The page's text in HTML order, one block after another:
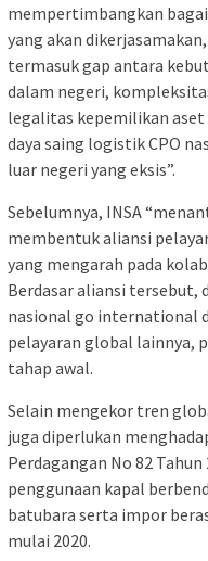
mempertimbangkan
yang akan
termasuk gap antara
dalam negeri,
legalitas kepemilikan
daya saing logistik CPO
luar negeri yang eksis”.
Sebelumnya, INSA
membentuk aliansi
yang mengarah pada
Berdasar aliansi tersebut,
nasional go international
pelayaran global lainnya,
tahap awal.
Selain mengekor tren
juga diperlukan
Perdagangan No 82
penggunaan kapal
batubara serta impor
mulai 2020.